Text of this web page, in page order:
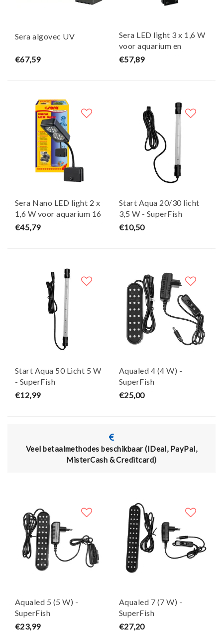
Sera algovec UV
€67,59
Sera LED light 3 x 1,6 W
voor aquarium en
terrarium
€57,89
Sera Nano LED light 2 x
1,6 W voor aquarium 16
l
€45,79
Start Aqua 20/30 licht
3,5 W - SuperFish
€10,50
Start Aqua 50 Licht 5 W
- SuperFish
€12,99
Aqualed 4 (4 W) -
SuperFish
€25,00
Veel betaalmethodes beschikbaar (IDeal, PayPal,
MisterCash & Creditcard)
Aqualed 5 (5 W) -
SuperFish
€23,99
Aqualed 7 (7 W) -
SuperFish
€27,20